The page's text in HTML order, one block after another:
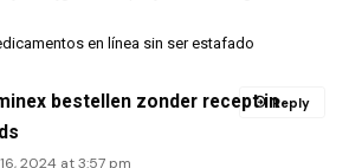
en línea sin ser estafado
bestellen zonder recept in
2024 at 3:57 pm
Reply